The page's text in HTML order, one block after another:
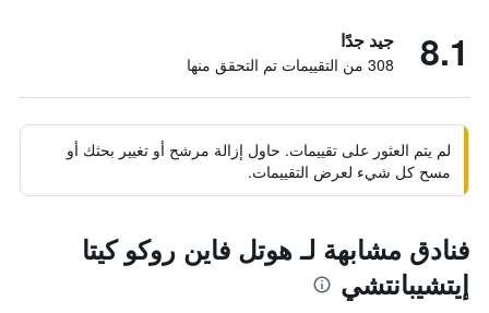
8.1 جيد جدًا
308 من التقييمات تم التحقق منها
لم يتم العثور على تقييمات. حاول إزالة مرشح أو تغيير بحثك أو
مسح كل شيء لعرض التقييمات.
فنادق مشابهة لـ هوتل فاين روكو كيتا
إيتشيبانتشي